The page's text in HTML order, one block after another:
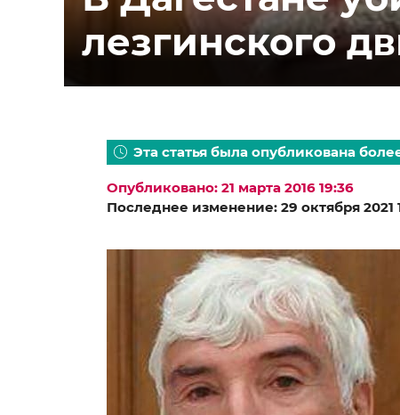
лезгинского
Эта статья была опубликована
Опубликовано: 21 марта 2016 19:36
Последнее изменение: 29 октября 2021